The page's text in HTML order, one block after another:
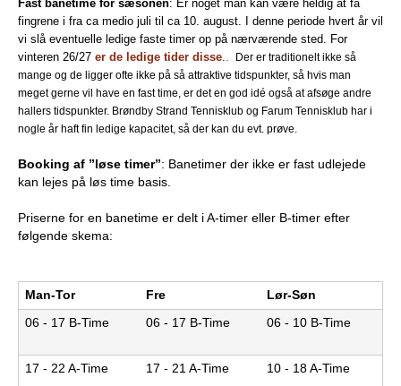
s
T
e
n
s
Fast banetime for sæsonen: Er noget man kan være heldig at få
fingrene i fra ca medio juli til ca 10. august. I denne periode hvert år vil
vi slå eventuelle ledige faste timer op på nærværende sted. For
vinteren 26/27 er de ledige tider disse
Der er traditionelt ikke så
mange og de ligger ofte ikke på så attraktive tidspunkter, så hvis man
meget gerne vil have en fast time, er det en god idé også at afsøge andre
hallers tidspunkter. Brøndby Strand Tennisklub og Farum Tennisklub har i
nogle år haft fin ledige kapacitet, så der kan du evt. prøve.
Booking af ”løse timer”: Banetimer der ikke er fast udlejede
kan lejes på løs time basis.
Priserne for en banetime er delt i A-timer eller B-timer efter
følgende skema:
Man-Tor Fre Lør-Søn
06 - 17 B-Time 06 - 17 B-Time 06 - 10 B-Time
17 - 22 A-Time 17 - 21 A-Time 10 - 18 A-Time